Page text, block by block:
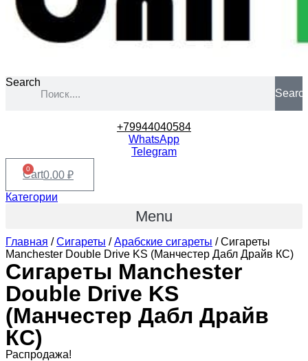
Search
+79944040584
WhatsApp
Telegram
0.00 ₽
0
Cart
Категории
Menu
Главная /Сигареты /Арабские сигареты / Сигареты
Manchester Double Drive KS (Манчестер Дабл Драйв КС)
Сигареты Manchester
Double Drive KS
(Манчестер Дабл Драйв
КС)
Распродажа!